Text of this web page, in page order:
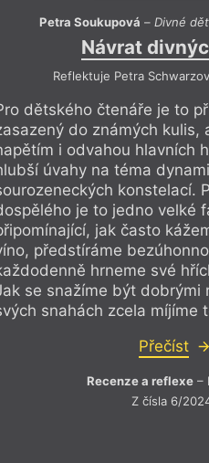
Petra Soukupová – Divné
Návrat
Reflektuje Petra
dětského čtenáře je to
do známých kulis,
i odvahou hlavních
úvahy na téma
konstelací.
je to jedno velké
jak často
předstíráme
hrneme své
se snažíme být dobrými
snahách zcela míjíme
Přečíst
Recenze a reflexe–
Z čísla 6/